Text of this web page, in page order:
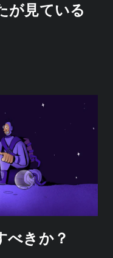
が見ている
べきか？